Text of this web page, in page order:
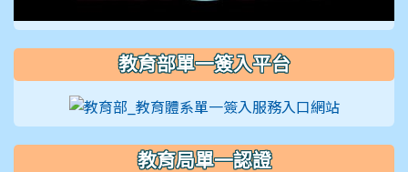
影
片
教育部單一簽入平台
教育局單一認證